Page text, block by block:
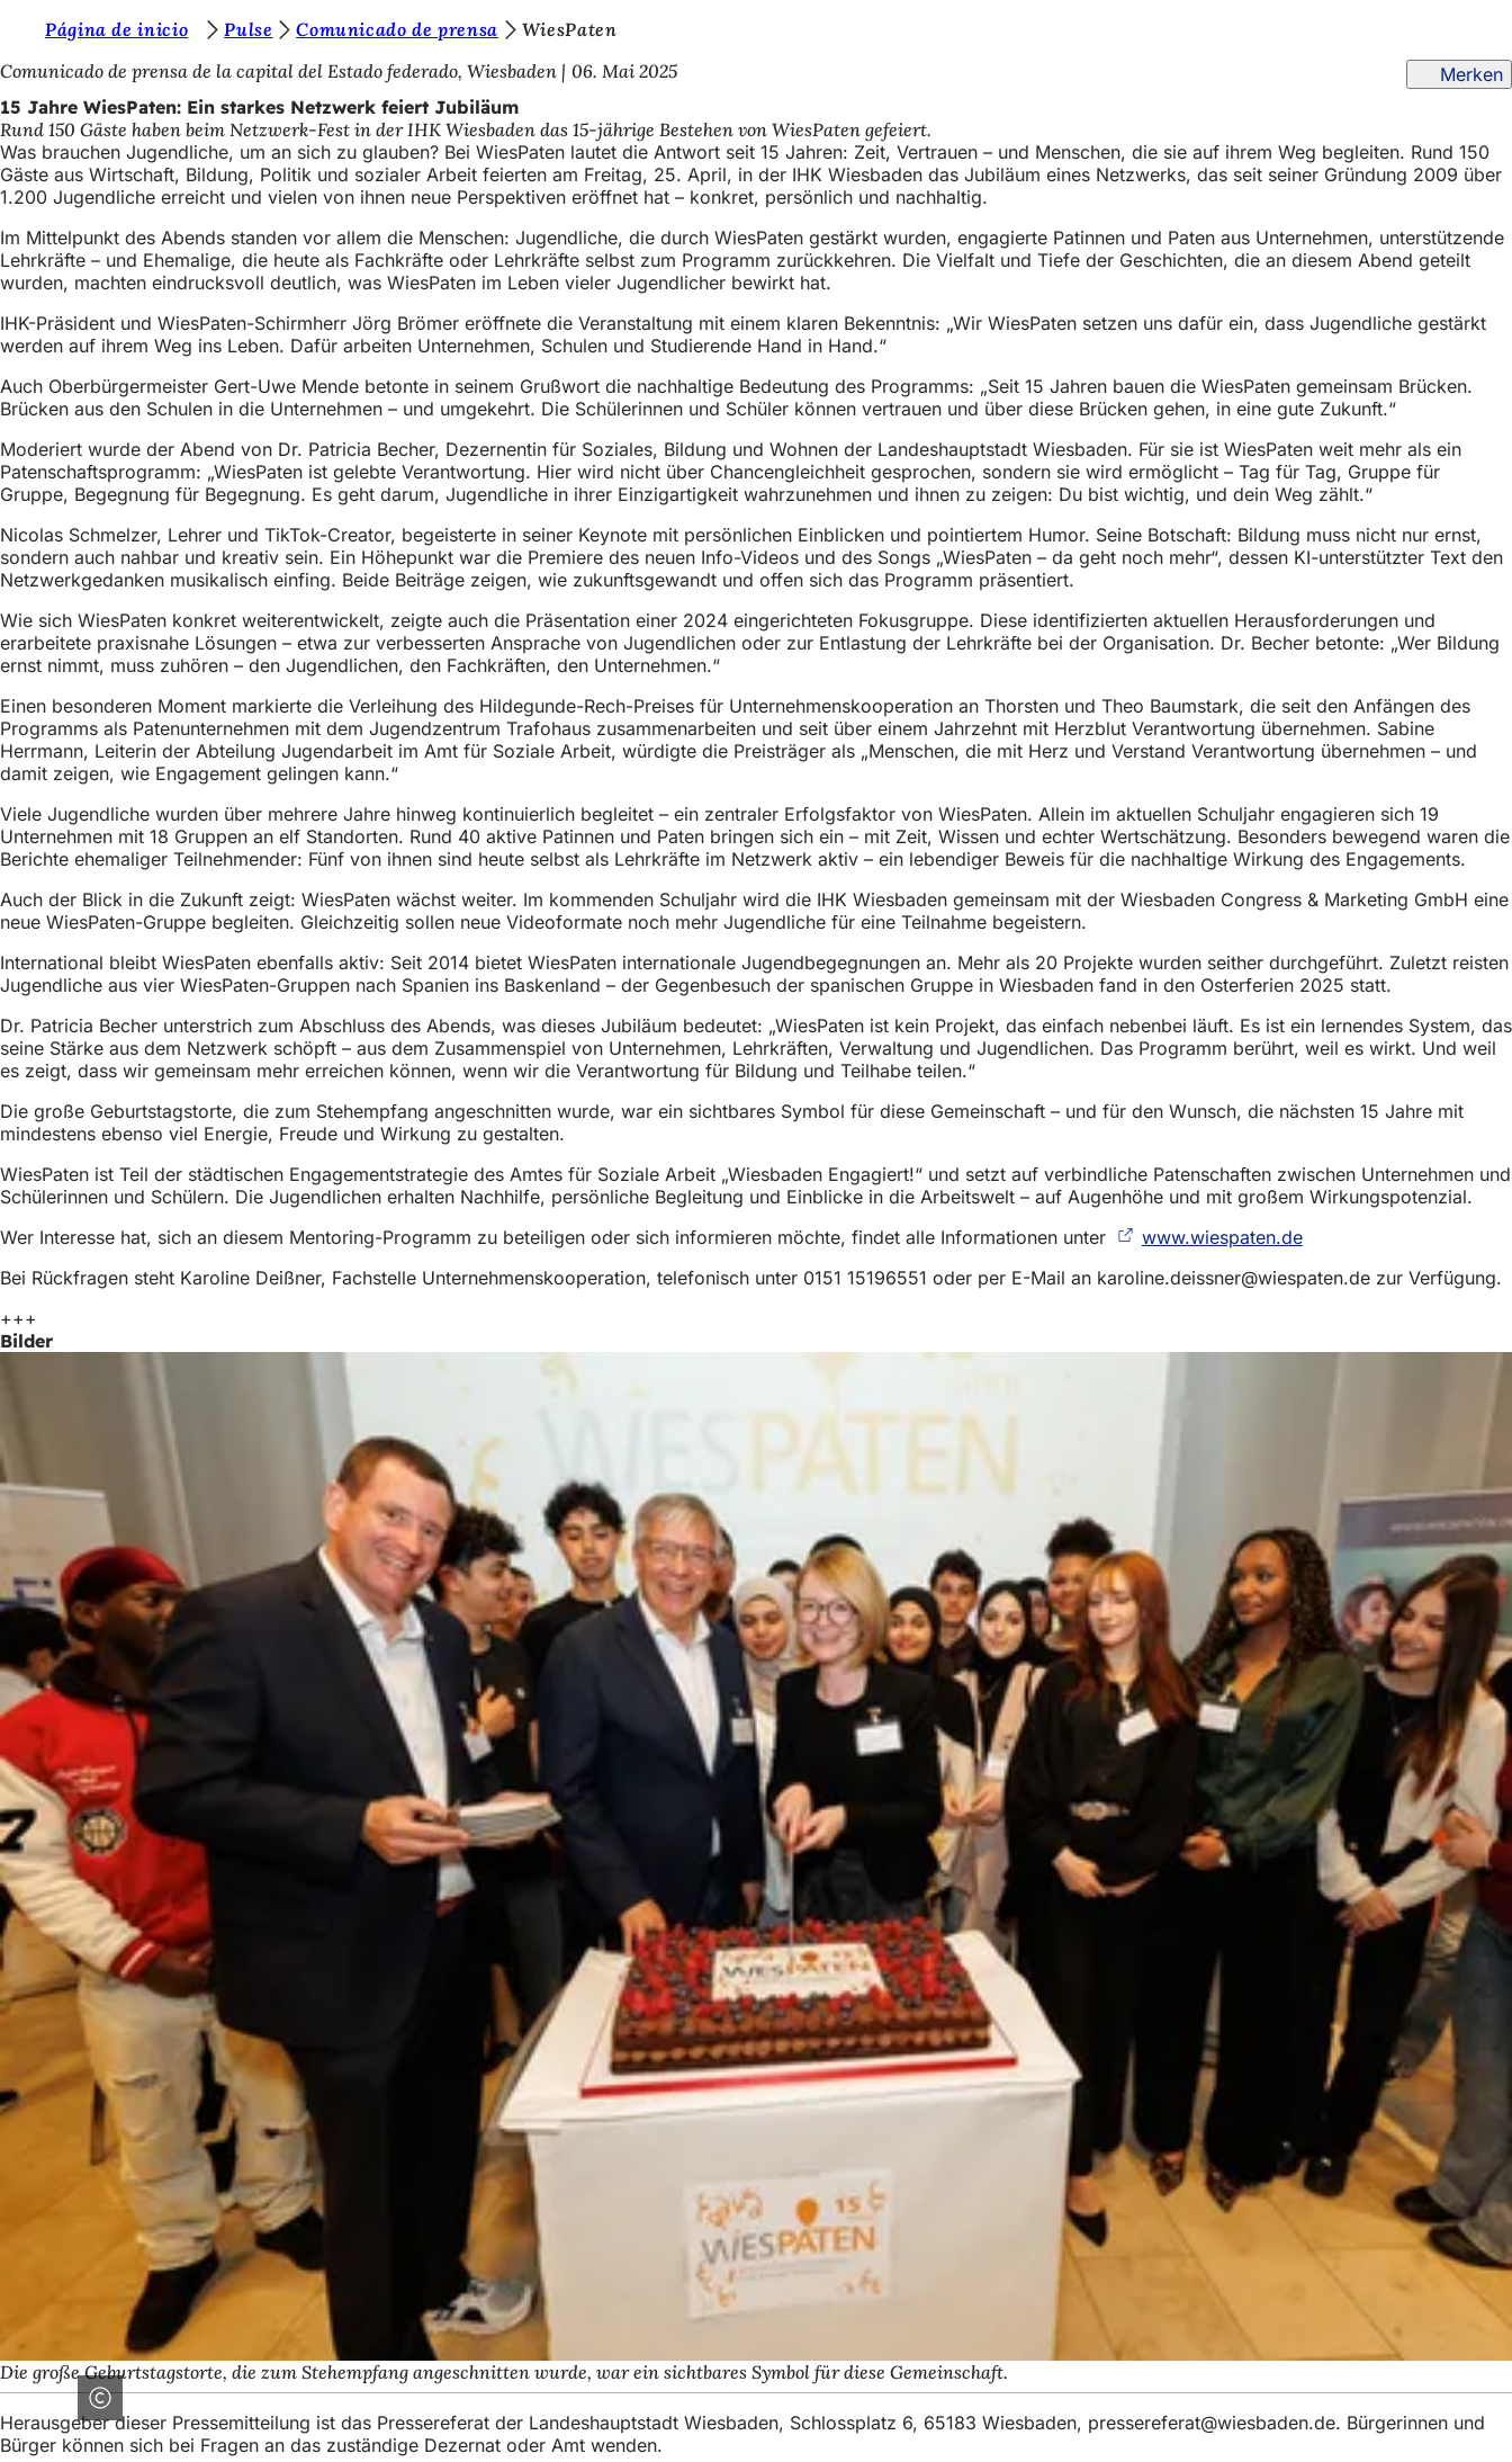
Inhalt anspringen
i
e
b
e
f
i
n
d
e
n
s
i
c
h
h
i
e
r
:
Página de inicio Pulse Comunicado de prensa
WiesPaten
Comunicado de prensa de la capital del Estado federado, Wiesbaden
06. Mai 2025
Merken
15 Jahre WiesPaten: Ein starkes Netzwerk feiert Jubiläum
Rund 150 Gäste haben beim Netzwerk-Fest in der IHK Wiesbaden das 15-jährige Bestehen von WiesPaten gefeiert.
Was brauchen Jugendliche, um an sich zu glauben? Bei WiesPaten lautet die Antwort seit 15 Jahren: Zeit, Vertrauen – und Menschen, die sie auf ihrem Weg begleiten. Rund 150
Gäste aus Wirtschaft, Bildung, Politik und sozialer Arbeit feierten am Freitag, 25. April, in der IHK Wiesbaden das Jubiläum eines Netzwerks, das seit seiner Gründung 2009 über
1.200 Jugendliche erreicht und vielen von ihnen neue Perspektiven eröffnet hat – konkret, persönlich und nachhaltig.
Im Mittelpunkt des Abends standen vor allem die Menschen: Jugendliche, die durch WiesPaten gestärkt wurden, engagierte Patinnen und Paten aus Unternehmen, unterstützende
Lehrkräfte – und Ehemalige, die heute als Fachkräfte oder Lehrkräfte selbst zum Programm zurückkehren. Die Vielfalt und Tiefe der Geschichten, die an diesem Abend geteilt
wurden, machten eindrucksvoll deutlich, was WiesPaten im Leben vieler Jugendlicher bewirkt hat.
IHK-Präsident und WiesPaten-Schirmherr Jörg Brömer eröffnete die Veranstaltung mit einem klaren Bekenntnis: „Wir WiesPaten setzen uns dafür ein, dass Jugendliche gestärkt
werden auf ihrem Weg ins Leben. Dafür arbeiten Unternehmen, Schulen und Studierende Hand in Hand.“
Auch Oberbürgermeister Gert-Uwe Mende betonte in seinem Grußwort die nachhaltige Bedeutung des Programms: „Seit 15 Jahren bauen die WiesPaten gemeinsam Brücken.
Brücken aus den Schulen in die Unternehmen – und umgekehrt. Die Schülerinnen und Schüler können vertrauen und über diese Brücken gehen, in eine gute Zukunft.“
Moderiert wurde der Abend von Dr. Patricia Becher, Dezernentin für Soziales, Bildung und Wohnen der Landeshauptstadt Wiesbaden. Für sie ist WiesPaten weit mehr als ein
Patenschaftsprogramm: „WiesPaten ist gelebte Verantwortung. Hier wird nicht über Chancengleichheit gesprochen, sondern sie wird ermöglicht – Tag für Tag, Gruppe für
Gruppe, Begegnung für Begegnung. Es geht darum, Jugendliche in ihrer Einzigartigkeit wahrzunehmen und ihnen zu zeigen: Du bist wichtig, und dein Weg zählt.“
Nicolas Schmelzer, Lehrer und TikTok-Creator, begeisterte in seiner Keynote mit persönlichen Einblicken und pointiertem Humor. Seine Botschaft: Bildung muss nicht nur ernst,
sondern auch nahbar und kreativ sein. Ein Höhepunkt war die Premiere des neuen Info-Videos und des Songs „WiesPaten – da geht noch mehr“, dessen KI-unterstützter Text den
Netzwerkgedanken musikalisch einfing. Beide Beiträge zeigen, wie zukunftsgewandt und offen sich das Programm präsentiert.
Wie sich WiesPaten konkret weiterentwickelt, zeigte auch die Präsentation einer 2024 eingerichteten Fokusgruppe. Diese identifizierten aktuellen Herausforderungen und
erarbeitete praxisnahe Lösungen – etwa zur verbesserten Ansprache von Jugendlichen oder zur Entlastung der Lehrkräfte bei der Organisation. Dr. Becher betonte: „Wer Bildung
ernst nimmt, muss zuhören – den Jugendlichen, den Fachkräften, den Unternehmen.“
Einen besonderen Moment markierte die Verleihung des Hildegunde-Rech-Preises für Unternehmenskooperation an Thorsten und Theo Baumstark, die seit den Anfängen des
Programms als Patenunternehmen mit dem Jugendzentrum Trafohaus zusammenarbeiten und seit über einem Jahrzehnt mit Herzblut Verantwortung übernehmen. Sabine
Herrmann, Leiterin der Abteilung Jugendarbeit im Amt für Soziale Arbeit, würdigte die Preisträger als „Menschen, die mit Herz und Verstand Verantwortung übernehmen – und
damit zeigen, wie Engagement gelingen kann.“
Viele Jugendliche wurden über mehrere Jahre hinweg kontinuierlich begleitet – ein zentraler Erfolgsfaktor von WiesPaten. Allein im aktuellen Schuljahr engagieren sich 19
Unternehmen mit 18 Gruppen an elf Standorten. Rund 40 aktive Patinnen und Paten bringen sich ein – mit Zeit, Wissen und echter Wertschätzung. Besonders bewegend waren die
Berichte ehemaliger Teilnehmender: Fünf von ihnen sind heute selbst als Lehrkräfte im Netzwerk aktiv – ein lebendiger Beweis für die nachhaltige Wirkung des Engagements.
Auch der Blick in die Zukunft zeigt: WiesPaten wächst weiter. Im kommenden Schuljahr wird die IHK Wiesbaden gemeinsam mit der Wiesbaden Congress & Marketing GmbH eine
neue WiesPaten-Gruppe begleiten. Gleichzeitig sollen neue Videoformate noch mehr Jugendliche für eine Teilnahme begeistern.
International bleibt WiesPaten ebenfalls aktiv: Seit 2014 bietet WiesPaten internationale Jugendbegegnungen an. Mehr als 20 Projekte wurden seither durchgeführt. Zuletzt reisten
Jugendliche aus vier WiesPaten-Gruppen nach Spanien ins Baskenland – der Gegenbesuch der spanischen Gruppe in Wiesbaden fand in den Osterferien 2025 statt.
Dr. Patricia Becher unterstrich zum Abschluss des Abends, was dieses Jubiläum bedeutet: „WiesPaten ist kein Projekt, das einfach nebenbei läuft. Es ist ein lernendes System, das
seine Stärke aus dem Netzwerk schöpft – aus dem Zusammenspiel von Unternehmen, Lehrkräften, Verwaltung und Jugendlichen. Das Programm berührt, weil es wirkt. Und weil
es zeigt, dass wir gemeinsam mehr erreichen können, wenn wir die Verantwortung für Bildung und Teilhabe teilen.“
Die große Geburtstagstorte, die zum Stehempfang angeschnitten wurde, war ein sichtbares Symbol für diese Gemeinschaft – und für den Wunsch, die nächsten 15 Jahre mit
mindestens ebenso viel Energie, Freude und Wirkung zu gestalten.
WiesPaten ist Teil der städtischen Engagementstrategie des Amtes für Soziale Arbeit „Wiesbaden Engagiert!“ und setzt auf verbindliche Patenschaften zwischen Unternehmen und
Schülerinnen und Schülern. Die Jugendlichen erhalten Nachhilfe, persönliche Begleitung und Einblicke in die Arbeitswelt – auf Augenhöhe und mit großem Wirkungspotenzial.
Wer Interesse hat, sich an diesem Mentoring-Programm zu beteiligen oder sich informieren möchte, findet alle Informationen unter
www.wiespaten.de(Öffnet
einem
Bei Rückfragen steht Karoline Deißner, Fachstelle Unternehmenskooperation, telefonisch unter 0151 15196551 oder per E-Mail an karoline.deissner wiespaten de zur Verfügung.
+++
Bilder
Die große Geburtstagstorte, die zum Stehempfang angeschnitten wurde, war ein sichtbares Symbol für diese Gemeinschaft.
Herausgeber dieser Pressemitteilung ist das Pressereferat der Landeshauptstadt Wiesbaden, Schlossplatz 6, 65183 Wiesbaden, pressereferat wiesbaden de. Bürgerinnen und
Bürger können sich bei Fragen an das zuständige Dezernat oder Amt wenden.